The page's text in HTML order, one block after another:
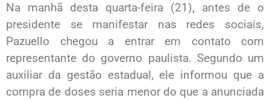
Na manhã desta quarta-feira (21), antes de o
presidente se manifestar nas redes sociais,
Pazuello chegou a entrar em contato com
representante do governo paulista. Segundo um
auxiliar da gestão estadual, ele informou que a
compra de doses seria menor do que a anunciada